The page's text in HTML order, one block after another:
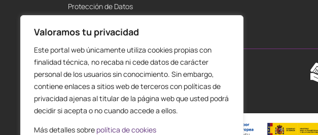
Valoramos tu privacidad
Este portal web únicamente utiliza cookies propias con
finalidad técnica, no recaba ni cede datos de carácter
personal de los usuarios sin conocimiento. Sin embargo,
contiene enlaces a sitios web de terceros con políticas de
privacidad ajenas al titular de la página web que usted podrá
decidir si acepta o no cuando accede a ellos.
Más detalles sobre política de cookies
Protección de Datos
Política de Cookies
Envíos y Devoluciones